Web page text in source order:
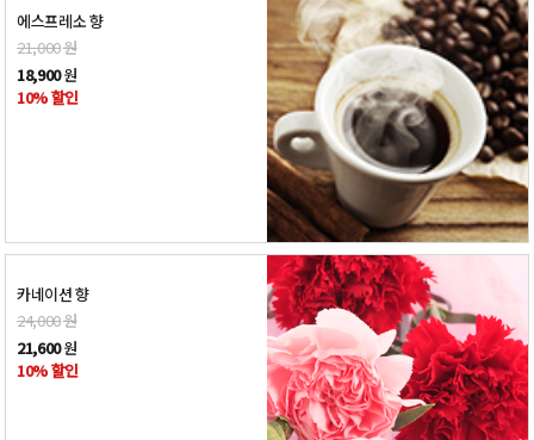
에스프레소 향
21,000원
18,900원
10% 할인
카네이션 향
24,000원
21,600원
10% 할인